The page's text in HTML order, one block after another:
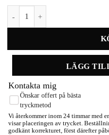
Kontakta mig
Önskar offert på bästa
tryckmetod
Vi återkommer inom 24 timmar med
visar placeringen av trycket.
godkänt korrekturet, först därefter
LÄGG